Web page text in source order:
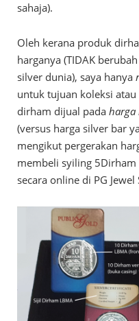
sahaja).
Oleh kerana produk
harganya (TIDAK
silver dunia), saya hanya
untuk tujuan koleksi
dirham dijual pada harga
(versus harga silver bar
mengikut pergerakan
membeli syiling 5Dirham
secara online di PG Jewel